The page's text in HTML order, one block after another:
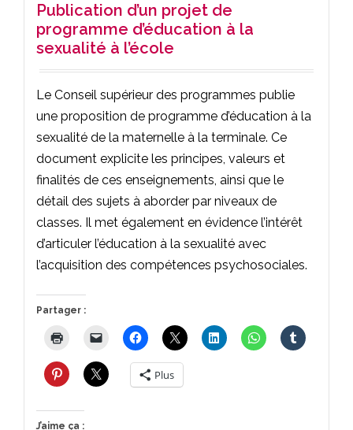
Publication d’un projet de
programme d’éducation à la
sexualité à l’école
Le Conseil supérieur des programmes publie
une proposition de programme d’éducation à la
sexualité de la maternelle à la terminale. Ce
document explicite les principes, valeurs et
finalités de ces enseignements, ainsi que le
détail des sujets à aborder par niveaux de
classes. Il met également en évidence l’intérêt
d’articuler l’éducation à la sexualité avec
l’acquisition des compétences psychosociales.
Partager :
Plus
J’aime ça :